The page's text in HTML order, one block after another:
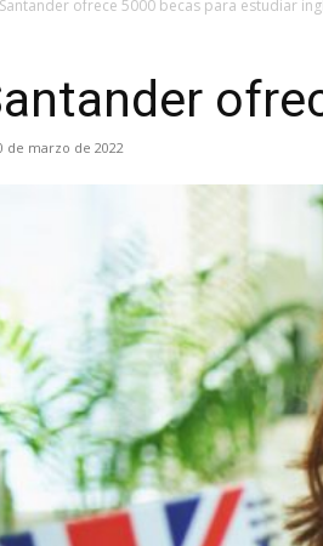
ofrece 5000 becas para estudiar
de marzo de 2022